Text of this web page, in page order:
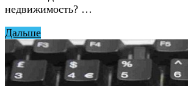
недвижимость? …
Дальше